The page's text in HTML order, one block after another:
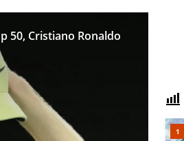
50, Cristiano Ronaldo